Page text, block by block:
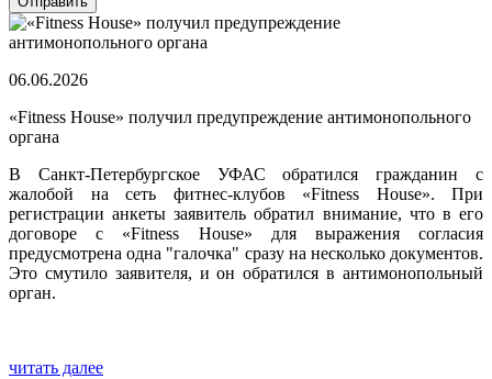
06.06.2026
«Fitness House» получил предупреждение антимонопольного
органа
В Санкт-Петербургское УФАС обратился гражданин с
жалобой на сеть фитнес-клубов «Fitness House». При
регистрации анкеты заявитель обратил внимание, что в его
договоре с «Fitness House» для выражения согласия
предусмотрена одна "галочка" сразу на несколько документов.
Это смутило заявителя, и он обратился в антимонопольный
орган.
читать далее